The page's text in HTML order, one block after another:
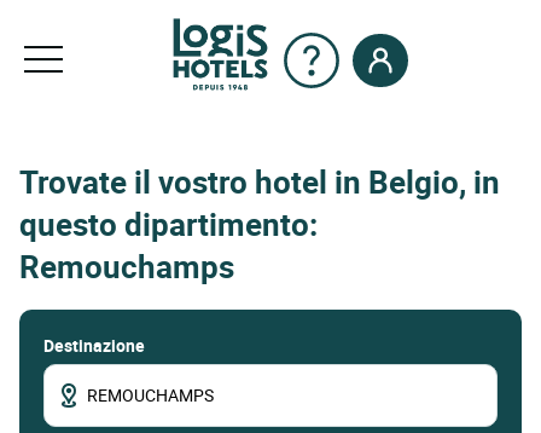
Trovate il vostro hotel in Belgio, in
questo dipartimento:
Remouchamps
Destinazione